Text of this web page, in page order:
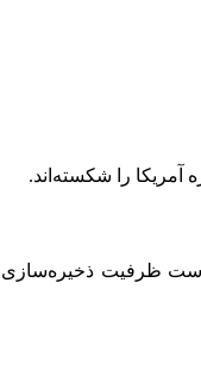
آمریکا را شکسته‌اند.
است ظرفیت